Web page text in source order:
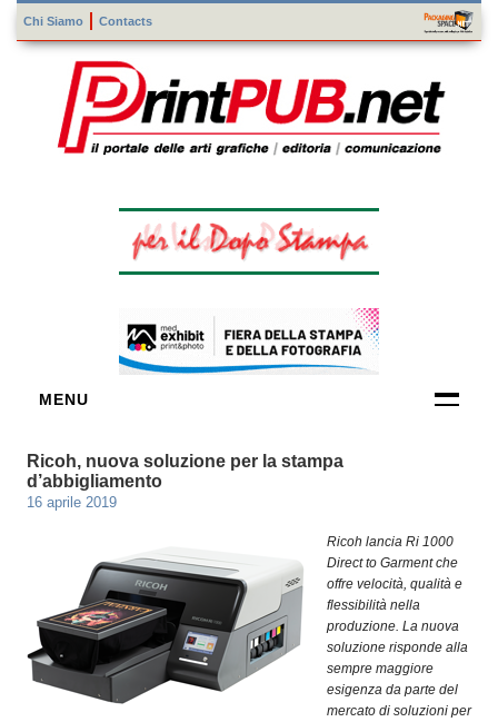
Chi Siamo Contacts
MENU
DI TECNOLOGIE
ASSOCIAZIONI
ZOOM
TEMATICI
EVENTI
Ricoh, nuova soluzione per la stampa
d’abbigliamento
16 aprile 2019
Ricoh lancia Ri 1000
Direct to Garment che
offre velocità, qualità e
flessibilità nella
produzione. La nuova
soluzione risponde alla
sempre maggiore
esigenza da parte del
mercato di soluzioni per